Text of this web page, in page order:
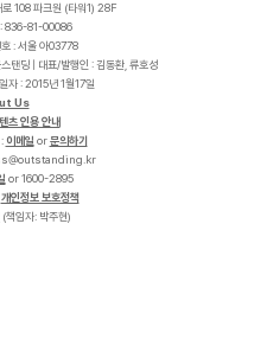
로 108 파크원 (타워1) 28F
: 836-81-00086
: 서울 아03778
탠딩 | 대표/발행인 : 김동환, 류호성
자 : 2015년 1월17일
Us
츠 인용 안내
이메일 or문의하기
r
k
.
g
n
i
d
n
a
t
s
t
u
o
@
s
or 1600-2895
개인정보 보호정책
(책임자: 박주현)